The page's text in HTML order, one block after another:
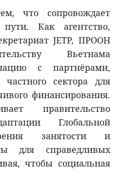
что сопровождает
Как агентство,
JETP, ПРООН
Вьетнама
с партнёрами,
сектора для
финансирования.
правительство
Глобальной
занятости и
для справедливых
чтобы социальная